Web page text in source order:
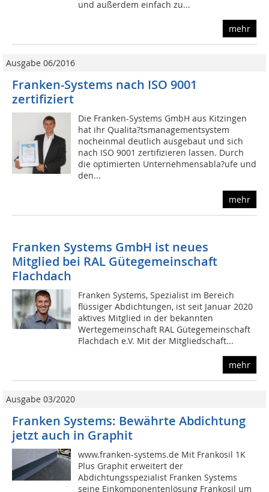
und außerdem einfach zu...
mehr
Ausgabe 06/2016
Franken-Systems nach ISO 9001
zertifiziert
Die Franken-Systems GmbH aus Kitzingen
hat ihr Qualita?tsmanagementsystem
nocheinmal deutlich ausgebaut und sich
nach ISO 9001 zertifizieren lassen. Durch
die optimierten Unternehmensabla?ufe und
den...
mehr
Franken Systems GmbH ist neues
Mitglied bei RAL Gütegemeinschaft
Flachdach
Franken Systems, Spezialist im Bereich
flüssiger Abdichtungen, ist seit Januar 2020
aktives Mitglied in der bekannten
Wertegemeinschaft RAL Gütegemeinschaft
Flachdach e.V. Mit der Mitgliedschaft...
mehr
Ausgabe 03/2020
Franken Systems: Bewährte Abdichtung
jetzt auch in Graphit
www.franken-systems.de Mit Frankosil 1K
Plus Graphit erweitert der
Abdichtungsspezialist Franken Systems
seine Einkomponentenlösung Frankosil um